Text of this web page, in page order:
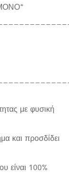
με φυσική
και προσδίδει
είναι 100%